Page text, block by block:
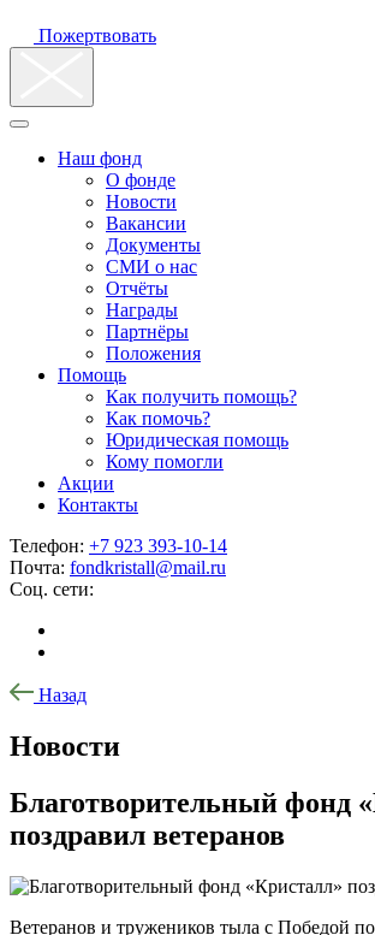
Пожертвовать
Наш фонд
О фонде
Новости
Вакансии
Документы
СМИ о нас
Отчёты
Награды
Партнёры
Положения
Помощь
Как получить помощь?
Как помочь?
Юридическая помощь
Кому помогли
Акции
Контакты
Телефон: +7 923 393-10-14
Почта: fondkristall@mail.ru
Соц. сети:
Назад
Новости
Благотворительный фонд
поздравил ветеранов
Ветеранов и тружеников тыла с Победой